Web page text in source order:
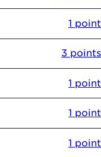
1 point
3 points
1 point
1 point
1 point